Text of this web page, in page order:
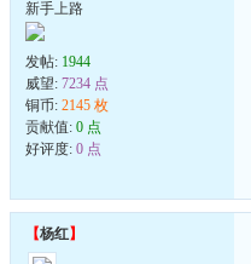
新手上路
发帖: 1944
威望: 7234 点
铜币: 2145 枚
贡献值: 0 点
好评度: 0 点
【杨红】